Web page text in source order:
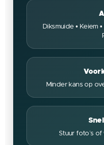
Diksmuide • Keiem
Minder kans op
Stuur foto’s